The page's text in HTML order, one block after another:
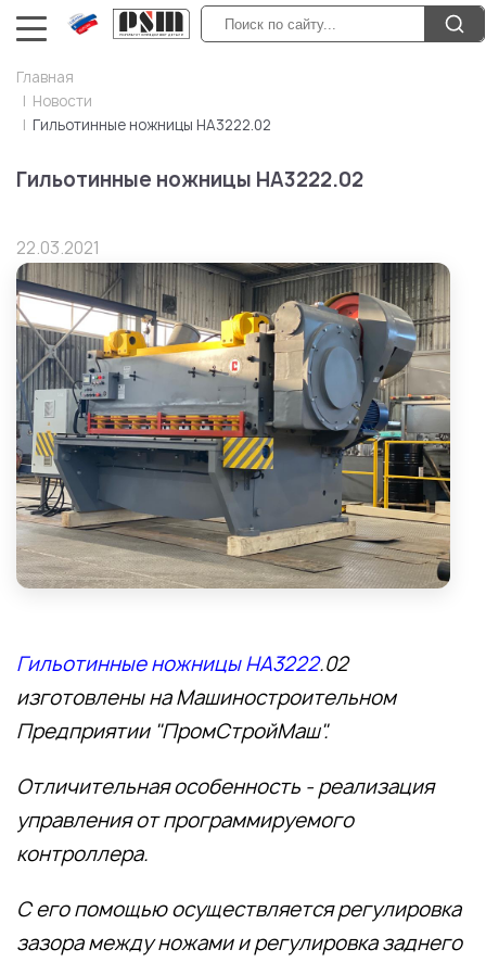
Главная
Новости
Гильотинные ножницы НА3222.02
Гильотинные ножницы НА3222.02
22.03.2021
Гильотинные ножницы НА3222.02
изготовлены на Машиностроительном
Предприятии "ПромСтройМаш".
Отличительная особенность - реализация
управления от программируемого
контроллера.
С его помощью осуществляется регулировка
зазора между ножами и регулировка заднего